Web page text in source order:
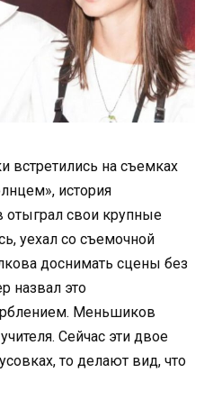
встретились на съемках
история
свои крупные
уехал со съемочной
доснимать сцены без
назвал это
Меньшиков
Сейчас эти двое
то делают вид, что